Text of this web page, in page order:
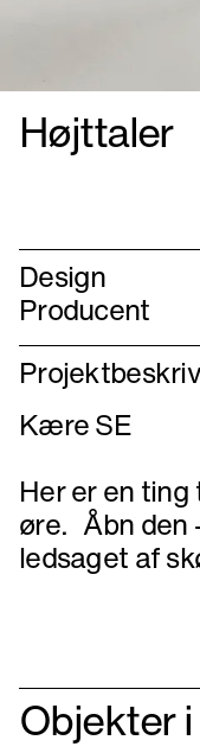
Højttaler
Design
Producent
Kære SE
Her er en
øre. Åbn den
ledsaget af
Objekter